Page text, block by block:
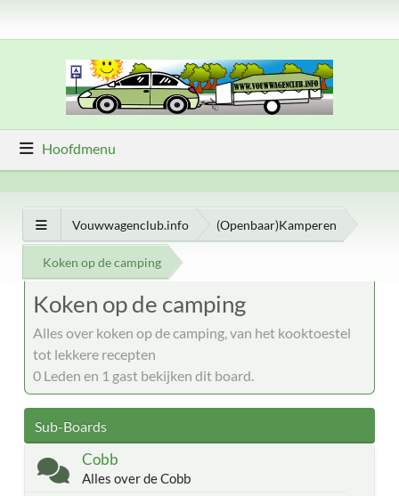
Hoofdmenu
Vouwwagenclub.info (Openbaar)Kamperen
Koken op de camping
Koken op de camping
Alles over koken op de camping, van het kooktoestel
tot lekkere recepten
0 Leden en 1 gast bekijken dit board.
Sub-Boards
Cobb
Alles over de Cobb